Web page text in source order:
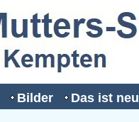
Bilder Das ist neu